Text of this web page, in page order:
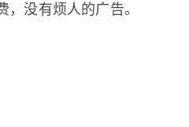
没有烦人的广告。